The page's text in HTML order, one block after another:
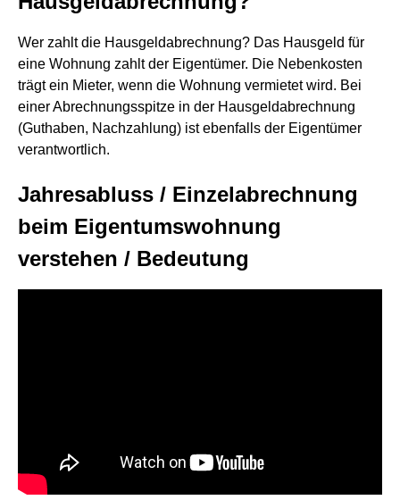
Wer zahlt die Hausgeldabrechnung? Das Hausgeld für
eine Wohnung zahlt der Eigentümer. Die Nebenkosten
trägt ein Mieter, wenn die Wohnung vermietet wird. Bei
einer Abrechnungsspitze in der Hausgeldabrechnung
(Guthaben, Nachzahlung) ist ebenfalls der Eigentümer
verantwortlich.
Jahresabluss / Einzelabrechnung
beim Eigentumswohnung
verstehen / Bedeutung